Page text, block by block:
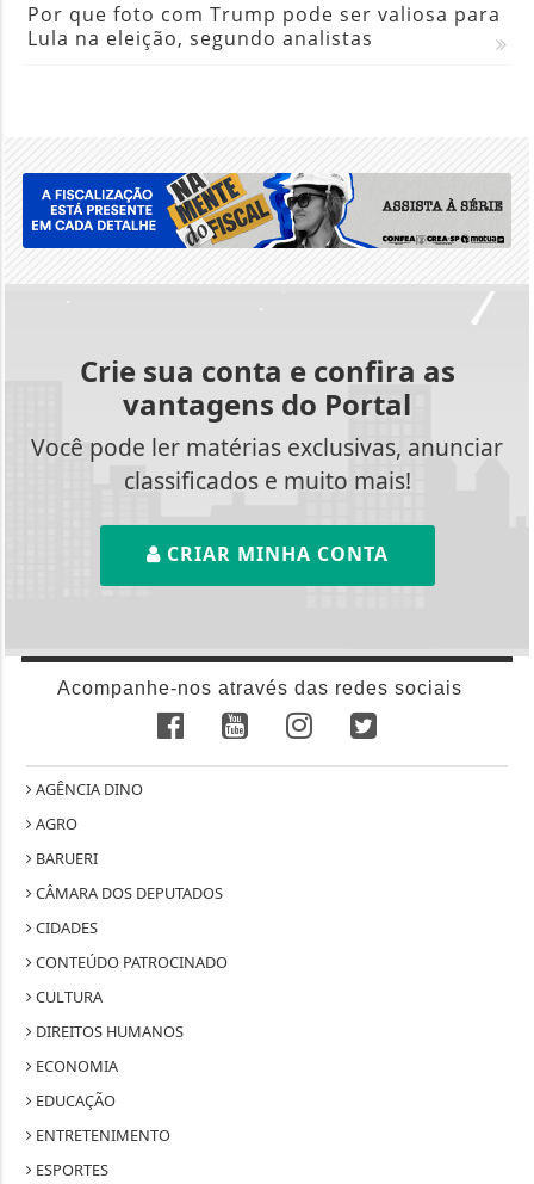
Por que foto com Trump pode ser valiosa para
Lula na eleição, segundo analistas
Crie sua conta e confira as
vantagens do Portal
Você pode ler matérias exclusivas, anunciar
classificados e muito mais!
CRIAR MINHA CONTA
Acompanhe-nos através das redes sociais
AGÊNCIA DINO
AGRO
BARUERI
CÂMARA DOS DEPUTADOS
CIDADES
CONTEÚDO PATROCINADO
CULTURA
DIREITOS HUMANOS
ECONOMIA
EDUCAÇÃO
ENTRETENIMENTO
ESPORTES